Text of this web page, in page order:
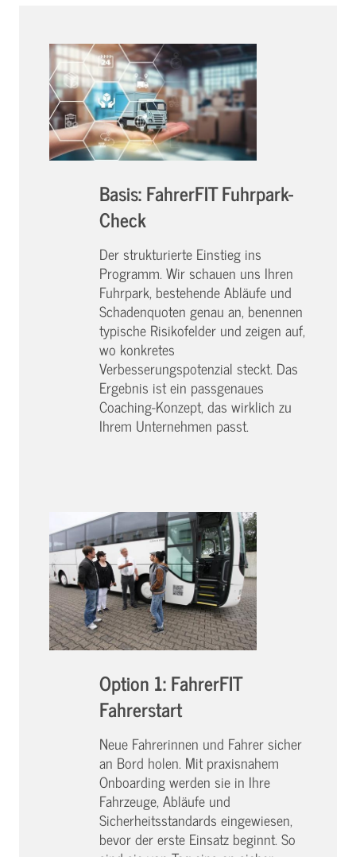
Basis: FahrerFIT Fuhrpark-
Check
Der strukturierte Einstieg ins
Programm. Wir schauen uns Ihren
Fuhrpark, bestehende Abläufe und
Schadenquoten genau an, benennen
typische Risikofelder und zeigen auf,
wo konkretes
Verbesserungspotenzial steckt. Das
Ergebnis ist ein passgenaues
Coaching-Konzept, das wirklich zu
Ihrem Unternehmen passt.
Option 1: FahrerFIT
Fahrerstart
Neue Fahrerinnen und Fahrer sicher
an Bord holen. Mit praxisnahem
Onboarding werden sie in Ihre
Fahrzeuge, Abläufe und
Sicherheitsstandards eingewiesen,
bevor der erste Einsatz beginnt. So